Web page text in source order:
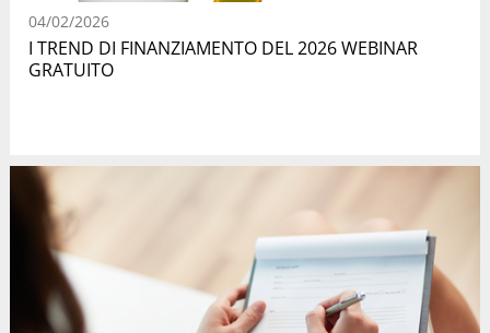
04/02/2026
I TREND DI FINANZIAMENTO DEL 2026 WEBINAR
GRATUITO